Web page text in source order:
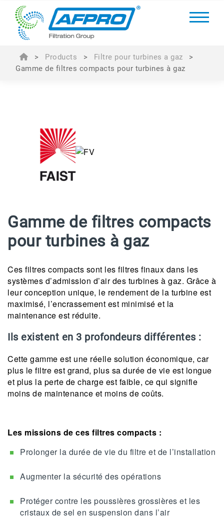
> Products > Filtre pour turbines a gaz
>
Gamme de filtres compacts pour turbines à gaz
Gamme de filtres compacts
pour turbines à gaz
Ces filtres compacts sont les filtres finaux dans les
systèmes d’admission d’air des turbines à gaz. Grâce à
leur conception unique, le rendement de la turbine est
maximisé, l’encrassement est minimisé et la
maintenance est réduite.
Ils existent en 3 profondeurs différentes :
Cette gamme est une réelle solution économique, car
plus le filtre est grand, plus sa durée de vie est longue
et plus la perte de charge est faible, ce qui signifie
moins de maintenance et moins de coûts.
Les missions de ces filtres compacts :
Prolonger la durée de vie du filtre et de l’installation
Augmenter la sécurité des opérations
Protéger contre les poussières grossières et les
cristaux de sel en suspension dans l’air